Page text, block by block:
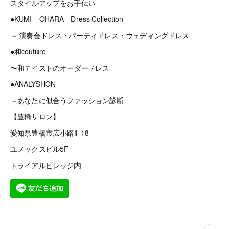
スタイルアップをお手伝い
●KUMI OHARA Dress Collection
～ 演奏会ドレス・パーティドレス・ウェディングドレス
●和couture
〜和テイストのオーダードレス
●ANALYSHON
～あなたに似合うファッション診断
【豊橋サロン】
愛知県豊橋市広小路1-18
ユメックスビル5F
トライアルビレッジ内